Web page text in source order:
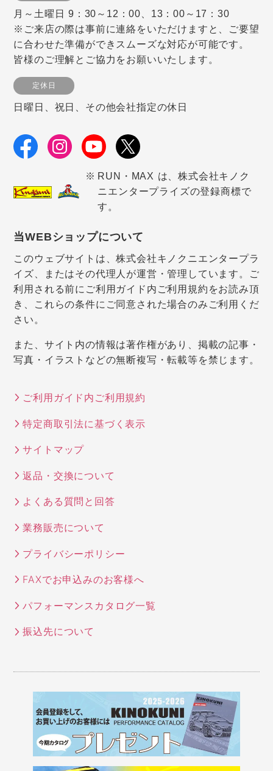
月～土曜日 9：30～12：00、13：00～17：30
※ご来店の際は事前に連絡をいただけますと、ご要望
に合わせた準備ができスムーズな対応が可能です。
皆様のご理解とご協力をお願いいたします。
定休日
日曜日、祝日、その他会社指定の休日
RUN・MAX は、株式会社キノク
ニエンタープライズの登録商標で
す。
当WEBショップについて
このウェブサイトは、株式会社キノクニエンタープラ
イズ、またはその代理人が運営・管理しています。ご
利用される前にご利用ガイド内ご利用規約をお読み頂
き、これらの条件にご同意された場合のみご利用くだ
さい。
また、サイト内の情報は著作権があり、掲載の記事・
写真・イラストなどの無断複写・転載等を禁じます。
ご利用ガイド内ご利用規約
特定商取引法に基づく表示
サイトマップ
返品・交換について
よくある質問と回答
業務販売について
プライバシーポリシー
FAXでお申込みのお客様へ
パフォーマンスカタログ一覧
振込先について